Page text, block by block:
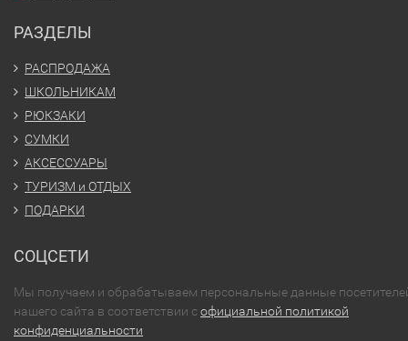
РАЗДЕЛЫ
РАСПРОДАЖА
ШКОЛЬНИКАМ
РЮКЗАКИ
СУМКИ
АКСЕССУАРЫ
ТУРИЗМ и ОТДЫХ
ПОДАРКИ
СОЦСЕТИ
Мы получаем и обрабатываем персональные данные
нашего сайта в соответствии софициальной политикой
конфиденциальности